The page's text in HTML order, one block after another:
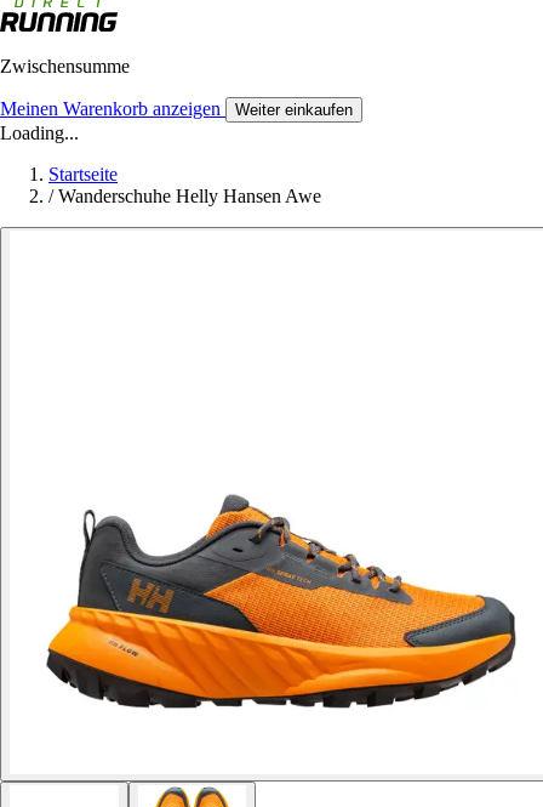
Zwischensumme
Meinen Warenkorb anzeigen Weiter einkaufen
Loading...
Startseite
/ Wanderschuhe Helly Hansen Awe